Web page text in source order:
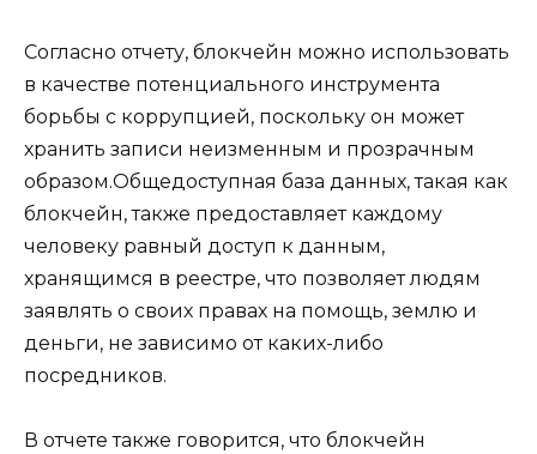
Согласно отчету, блокчейн можно использовать
в качестве потенциального инструмента
борьбы с коррупцией, поскольку он может
хранить записи неизменным и прозрачным
образом.Общедоступная база данных, такая как
блокчейн, также предоставляет каждому
человеку равный доступ к данным,
хранящимся в реестре, что позволяет людям
заявлять о своих правах на помощь, землю и
деньги, не зависимо от каких-либо
посредников.
В отчете также говорится, что блокчейн